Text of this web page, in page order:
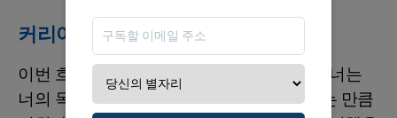
커리어 / 재정
이번 흐름의 핵심은 바로 ‘바로 실행’이에요. 너는
너의 목표를 위해 마음의 문을 활짝 열어두는 만큼